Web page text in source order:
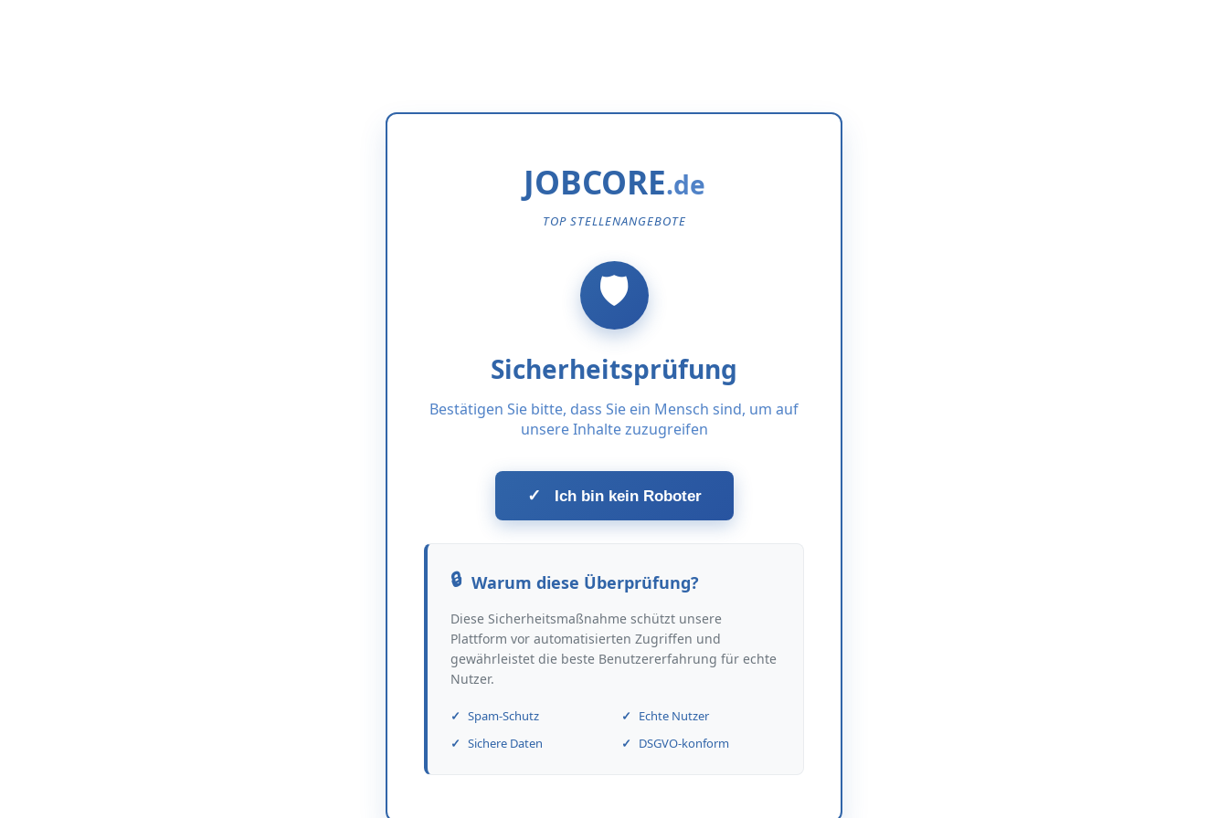
JOBCORE
TOP STELLENANGEBOTE
Sicherheitsprüfung
Bestätigen Sie bitte, dass Sie ein Mensch sind, um auf
unsere Inhalte zuzugreifen
✓ Ich bin kein Roboter
Warum diese Überprüfung?
Diese Sicherheitsmaßnahme schützt unsere
Plattform vor automatisierten Zugriffen und
gewährleistet die beste Benutzererfahrung für echte
Nutzer.
Spam-Schutz
Echte Nutzer
Sichere Daten
DSGVO-konform